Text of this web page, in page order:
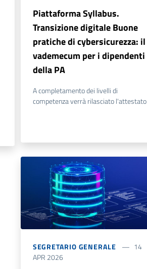
Piattaforma Syllabus.
Transizione digitale Buone
pratiche di cybersicurezza: il
vademecum per i dipendenti
della PA
A completamento dei livelli di
competenza verrà rilasciato l'attestato
SEGRETARIO GENERALE
14
APR 2026